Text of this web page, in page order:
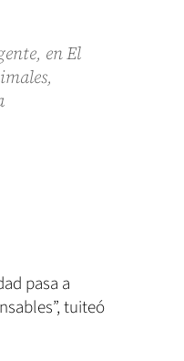
en El
pasa a
tuiteó